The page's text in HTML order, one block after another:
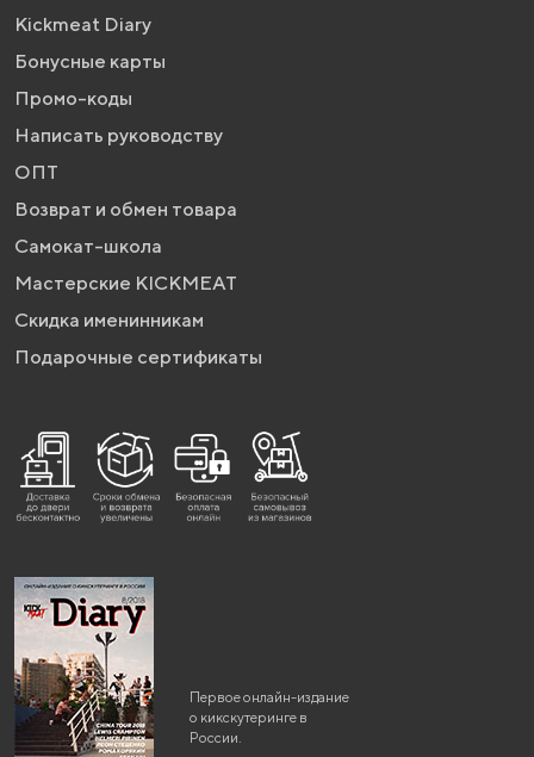
Kickmeat Diary
Бонусные карты
Промо-коды
Написать руководству
ОПТ
Возврат и обмен товара
Самокат-школа
Мастерские KICKMEAT
Скидка именинникам
Подарочные сертификаты
Первое онлайн-издание
о кикскутеринге в
России.